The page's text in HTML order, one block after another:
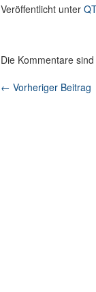
Veröffentlicht unter
Die Kommentare
← Vorheriger Beitrag